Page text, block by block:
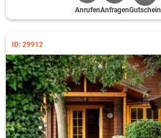
AnrufenAnfragenGutschein
ID: 29912